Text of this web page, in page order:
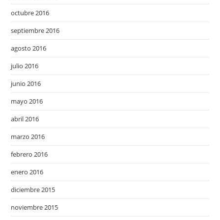
octubre 2016
septiembre 2016
agosto 2016
julio 2016
junio 2016
mayo 2016
abril 2016
marzo 2016
febrero 2016
enero 2016
diciembre 2015
noviembre 2015